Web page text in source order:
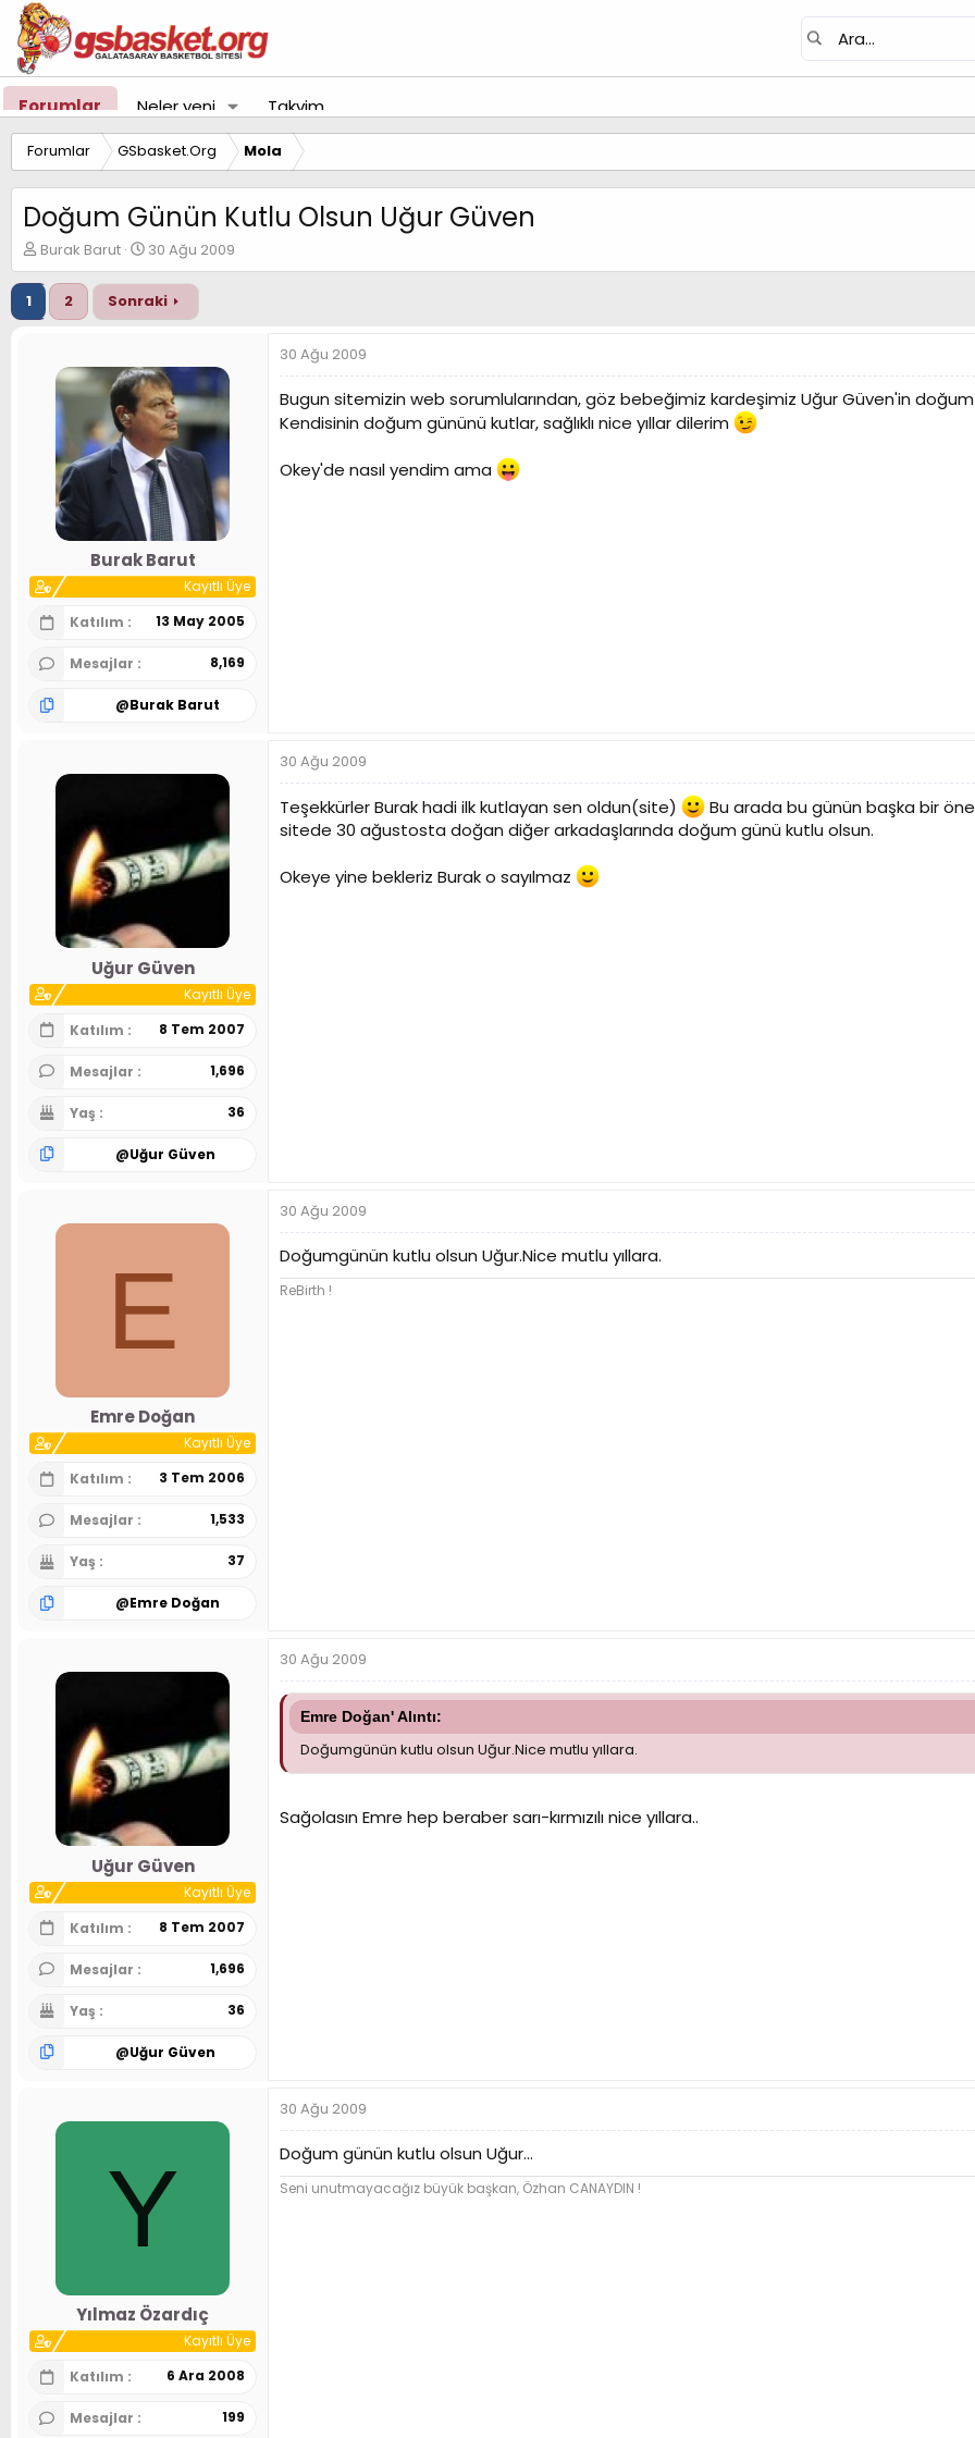
Forumlar Neler yeni Takvim
Forumlar GSbasket.Org Mola
Doğum Günün Kutlu Olsun Uğur Güven
K
o
n
u
y
Burak Barut
B
a
ş
l
a
g
ı
ç
t
r
i
h
i
30 Ağu 2009
1 2 Sonraki
Burak Barut
Kayıtlı Üye
Katılım
13 May 2005
Mesajlar 8,169
@Burak Barut
30 Ağu 2009
Bugun sitemizin web sorumlularından, göz bebeğimiz kardeşimiz Uğur Güven'in
Kendisinin doğum gününü kutlar, sağlıklı nice yıllar dilerim
Okey'de nasıl yendim ama
Uğur Güven
Kayıtlı Üye
Katılım
8 Tem 2007
Mesajlar 1,696
Yaş 36
@Uğur Güven
30 Ağu 2009
Teşekkürler Burak hadi ilk kutlayan sen oldun(site)
Bu arada bu günün başka bir
sitede 30 ağustosta doğan diğer arkadaşlarında doğum günü kutlu olsun.
Okeye yine bekleriz Burak o sayılmaz
E
Emre Doğan
Kayıtlı Üye
Katılım
3 Tem 2006
Mesajlar 1,533
Yaş 37
@Emre Doğan
30 Ağu 2009
Doğumgünün kutlu olsun Uğur.Nice mutlu yıllara.
ReBirth !
Uğur Güven
Kayıtlı Üye
Katılım
8 Tem 2007
Mesajlar 1,696
Yaş 36
@Uğur Güven
30 Ağu 2009
Emre Doğan' Alıntı:
Doğumgünün kutlu olsun Uğur.Nice mutlu yıllara.
Sağolasın Emre hep beraber sarı-kırmızılı nice yıllara..
Y
Yılmaz Özardıç
Kayıtlı Üye
Katılım
6 Ara 2008
Mesajlar 199
30 Ağu 2009
Doğum günün kutlu olsun Uğur...
Seni unutmayacağız büyük başkan, Özhan CANAYDIN !